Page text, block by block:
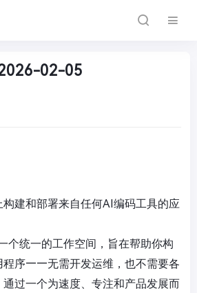
02-05
建和部署来自任何AI编码工具的应
个统一的工作空间，旨在帮助你构
程序——无需开发运维，也不需要各
过一个为速度、专注和产品发展而